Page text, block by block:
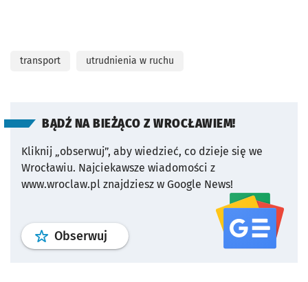
transport utrudnienia w ruchu
BĄDŹ NA BIEŻĄCO Z WROCŁAWIEM!
Kliknij „obserwuj”, aby wiedzieć, co dzieje się we
Wrocławiu. Najciekawsze wiadomości z
www.wroclaw.pl znajdziesz w Google News!
Obserwuj profil serwisu